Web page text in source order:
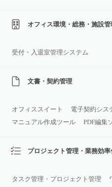
オフィス環境・総務・施設管
受付・入退室管理システム
文書・契約管理
オフィススイート 電子契約シス
マニュアル作成ツール
PDF編集
プロジェクト管理・業務効率
タスク管理・プロジェクト管理